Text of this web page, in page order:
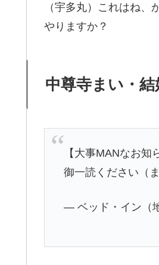
（宇多丸）これはね
やりますか？
中尊寺まい・
【大事MANなお知
御一読ください（
— ベッド・イン（